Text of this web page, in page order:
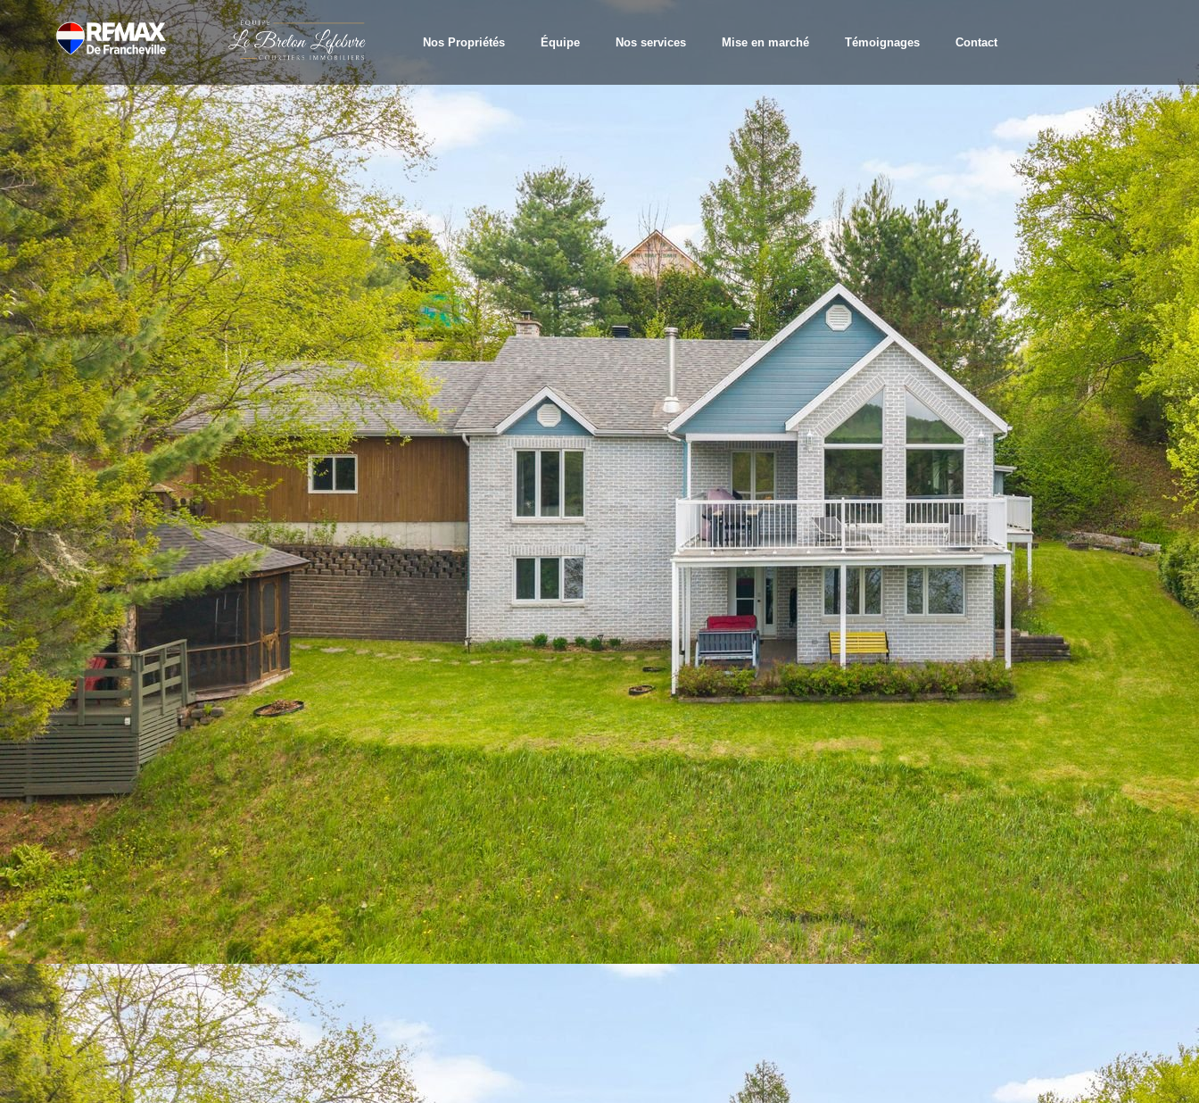
Nos Propriétés Équipe Nos services Mise en marché Témoignages Contact